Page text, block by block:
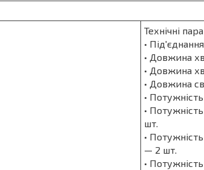
Технічні
•
• Довжина
• Довжина
• Довжина
•
•
шт.
•
— 2 шт.
•